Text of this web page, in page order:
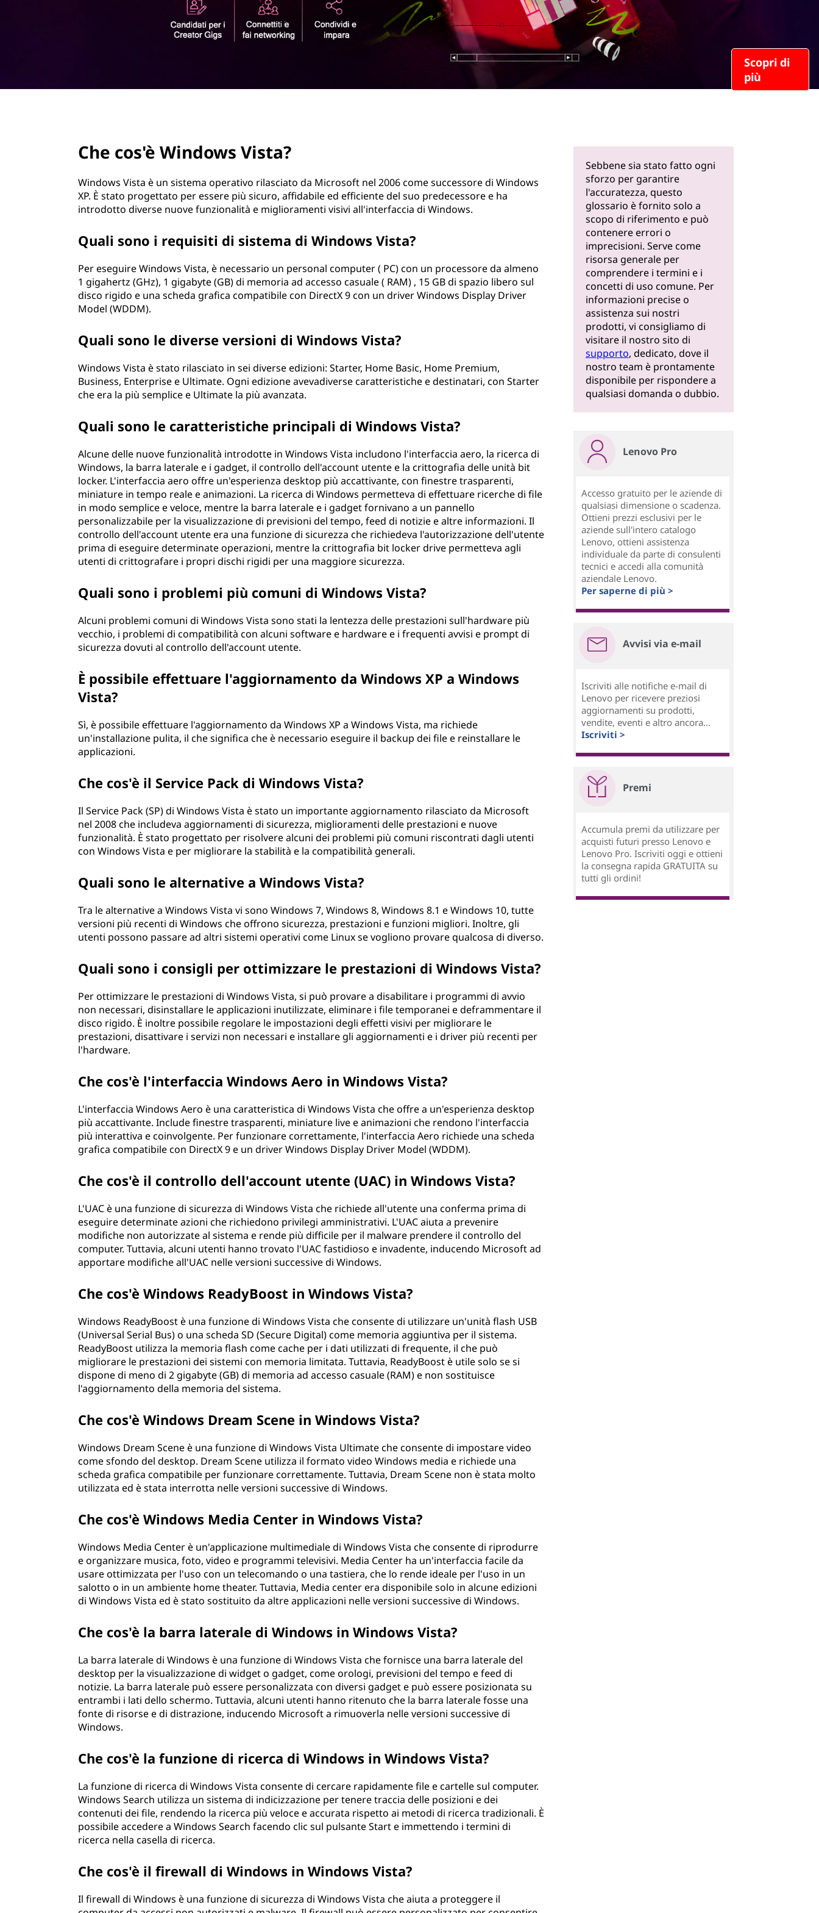
a
Scopri di
più
Che cos'è Windows Vista?
Windows Vista è un sistema operativo rilasciato da Microsoft nel 2006 come successore di Windows
XP. È stato progettato per essere più sicuro, affidabile ed efficiente del suo predecessore e ha
introdotto diverse nuove funzionalità e miglioramenti visivi all'interfaccia di Windows.
Quali sono i requisiti di sistema di Windows Vista?
Per eseguire Windows Vista, è necessario un personal computer ( PC) con un processore da almeno
1 gigahertz (GHz), 1 gigabyte (GB) di memoria ad accesso casuale ( RAM) , 15 GB di spazio libero sul
disco rigido e una scheda grafica compatibile con DirectX 9 con un driver Windows Display Driver
Model (WDDM).
Quali sono le diverse versioni di Windows Vista?
Windows Vista è stato rilasciato in sei diverse edizioni: Starter, Home Basic, Home Premium,
Business, Enterprise e Ultimate. Ogni edizione avevadiverse caratteristiche e destinatari, con Starter
che era la più semplice e Ultimate la più avanzata.
Quali sono le caratteristiche principali di Windows Vista?
Alcune delle nuove funzionalità introdotte in Windows Vista includono l'interfaccia aero, la ricerca di
Windows, la barra laterale e i gadget, il controllo dell'account utente e la crittografia delle unità bit
locker. L'interfaccia aero offre un'esperienza desktop più accattivante, con finestre trasparenti,
miniature in tempo reale e animazioni. La ricerca di Windows permetteva di effettuare ricerche di file
in modo semplice e veloce, mentre la barra laterale e i gadget fornivano a un pannello
personalizzabile per la visualizzazione di previsioni del tempo, feed di notizie e altre informazioni. Il
controllo dell'account utente era una funzione di sicurezza che richiedeva l'autorizzazione dell'utente
prima di eseguire determinate operazioni, mentre la crittografia bit locker drive permetteva agli
utenti di crittografare i propri dischi rigidi per una maggiore sicurezza.
Quali sono i problemi più comuni di Windows Vista?
Alcuni problemi comuni di Windows Vista sono stati la lentezza delle prestazioni sull'hardware più
vecchio, i problemi di compatibilità con alcuni software e hardware e i frequenti avvisi e prompt di
sicurezza dovuti al controllo dell'account utente.
È possibile effettuare l'aggiornamento da Windows XP a Windows
Vista?
Sì, è possibile effettuare l'aggiornamento da Windows XP a Windows Vista, ma richiede
un'installazione pulita, il che significa che è necessario eseguire il backup dei file e reinstallare le
applicazioni.
Che cos'è il Service Pack di Windows Vista?
Il Service Pack (SP) di Windows Vista è stato un importante aggiornamento rilasciato da Microsoft
nel 2008 che includeva aggiornamenti di sicurezza, miglioramenti delle prestazioni e nuove
funzionalità. È stato progettato per risolvere alcuni dei problemi più comuni riscontrati dagli utenti
con Windows Vista e per migliorare la stabilità e la compatibilità generali.
Quali sono le alternative a Windows Vista?
Tra le alternative a Windows Vista vi sono Windows 7, Windows 8, Windows 8.1 e Windows 10, tutte
versioni più recenti di Windows che offrono sicurezza, prestazioni e funzioni migliori. Inoltre, gli
utenti possono passare ad altri sistemi operativi come Linux se vogliono provare qualcosa di diverso.
Quali sono i consigli per ottimizzare le prestazioni di Windows Vista?
Per ottimizzare le prestazioni di Windows Vista, si può provare a disabilitare i programmi di avvio
non necessari, disinstallare le applicazioni inutilizzate, eliminare i file temporanei e deframmentare il
disco rigido. È inoltre possibile regolare le impostazioni degli effetti visivi per migliorare le
prestazioni, disattivare i servizi non necessari e installare gli aggiornamenti e i driver più recenti per
l'hardware.
Che cos'è l'interfaccia Windows Aero in Windows Vista?
L'interfaccia Windows Aero è una caratteristica di Windows Vista che offre a un'esperienza desktop
più accattivante. Include finestre trasparenti, miniature live e animazioni che rendono l'interfaccia
più interattiva e coinvolgente. Per funzionare correttamente, l'interfaccia Aero richiede una scheda
grafica compatibile con DirectX 9 e un driver Windows Display Driver Model (WDDM).
Che cos'è il controllo dell'account utente (UAC) in Windows Vista?
L'UAC è una funzione di sicurezza di Windows Vista che richiede all'utente una conferma prima di
eseguire determinate azioni che richiedono privilegi amministrativi. L'UAC aiuta a prevenire
modifiche non autorizzate al sistema e rende più difficile per il malware prendere il controllo del
computer. Tuttavia, alcuni utenti hanno trovato l'UAC fastidioso e invadente, inducendo Microsoft ad
apportare modifiche all'UAC nelle versioni successive di Windows.
Che cos'è Windows ReadyBoost in Windows Vista?
Windows ReadyBoost è una funzione di Windows Vista che consente di utilizzare un'unità flash USB
(Universal Serial Bus) o una scheda SD (Secure Digital) come memoria aggiuntiva per il sistema.
ReadyBoost utilizza la memoria flash come cache per i dati utilizzati di frequente, il che può
migliorare le prestazioni dei sistemi con memoria limitata. Tuttavia, ReadyBoost è utile solo se si
dispone di meno di 2 gigabyte (GB) di memoria ad accesso casuale (RAM) e non sostituisce
l'aggiornamento della memoria del sistema.
Che cos'è Windows Dream Scene in Windows Vista?
Windows Dream Scene è una funzione di Windows Vista Ultimate che consente di impostare video
come sfondo del desktop. Dream Scene utilizza il formato video Windows media e richiede una
scheda grafica compatibile per funzionare correttamente. Tuttavia, Dream Scene non è stata molto
utilizzata ed è stata interrotta nelle versioni successive di Windows.
Che cos'è Windows Media Center in Windows Vista?
Windows Media Center è un'applicazione multimediale di Windows Vista che consente di riprodurre
e organizzare musica, foto, video e programmi televisivi. Media Center ha un'interfaccia facile da
usare ottimizzata per l'uso con un telecomando o una tastiera, che lo rende ideale per l'uso in un
salotto o in un ambiente home theater. Tuttavia, Media center era disponibile solo in alcune edizioni
di Windows Vista ed è stato sostituito da altre applicazioni nelle versioni successive di Windows.
Che cos'è la barra laterale di Windows in Windows Vista?
La barra laterale di Windows è una funzione di Windows Vista che fornisce una barra laterale del
desktop per la visualizzazione di widget o gadget, come orologi, previsioni del tempo e feed di
notizie. La barra laterale può essere personalizzata con diversi gadget e può essere posizionata su
entrambi i lati dello schermo. Tuttavia, alcuni utenti hanno ritenuto che la barra laterale fosse una
fonte di risorse e di distrazione, inducendo Microsoft a rimuoverla nelle versioni successive di
Windows.
Che cos'è la funzione di ricerca di Windows in Windows Vista?
La funzione di ricerca di Windows Vista consente di cercare rapidamente file e cartelle sul computer.
Windows Search utilizza un sistema di indicizzazione per tenere traccia delle posizioni e dei
contenuti dei file, rendendo la ricerca più veloce e accurata rispetto ai metodi di ricerca tradizionali. È
possibile accedere a Windows Search facendo clic sul pulsante Start e immettendo i termini di
ricerca nella casella di ricerca.
Che cos'è il firewall di Windows in Windows Vista?
Il firewall di Windows è una funzione di sicurezza di Windows Vista che aiuta a proteggere il
Sebbene sia stato fatto ogni
sforzo per garantire
l'accuratezza, questo
glossario è fornito solo a
scopo di riferimento e può
contenere errori o
imprecisioni. Serve come
risorsa generale per
comprendere i termini e i
concetti di uso comune. Per
informazioni precise o
assistenza sui nostri
prodotti, vi consigliamo di
visitare il nostro sito di
supporto, dedicato, dove il
nostro team è prontamente
disponibile per rispondere a
qualsiasi domanda o dubbio.
Lenovo Pro
Accesso gratuito per le aziende di
qualsiasi dimensione o scadenza.
Ottieni prezzi esclusivi per le
aziende sull'intero catalogo
Lenovo, ottieni assistenza
individuale da parte di consulenti
tecnici e accedi alla comunità
aziendale Lenovo.
Per saperne di più >
Avvisi via e-mail
Iscriviti alle notifiche e-mail di
Lenovo per ricevere preziosi
aggiornamenti su prodotti,
vendite, eventi e altro ancora...
Iscriviti >
Premi
Accumula premi da utilizzare per
acquisti futuri presso Lenovo e
Lenovo Pro. Iscriviti oggi e ottieni
la consegna rapida GRATUITA su
tutti gli ordini!